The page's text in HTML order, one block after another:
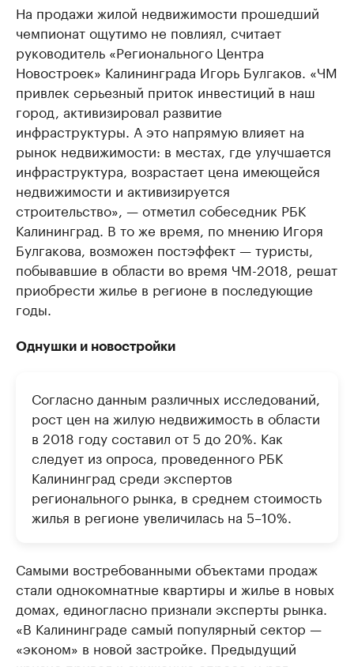
На продажи жилой недвижимости прошедший
чемпионат ощутимо не повлиял, считает
руководитель «Регионального Центра
Новостроек» Калининграда Игорь Булгаков. «ЧМ
привлек серьезный приток инвестиций в наш
город, активизировал развитие
инфраструктуры. А это напрямую влияет на
рынок недвижимости: в местах, где улучшается
инфраструктура, возрастает цена имеющейся
недвижимости и активизируется
строительство», — отметил собеседник РБК
Калининград. В то же время, по мнению Игоря
Булгакова, возможен постэффект — туристы,
побывавшие в области во время ЧМ-2018, решат
приобрести жилье в регионе в последующие
годы.
Однушки и новостройки
Согласно данным различных исследований,
рост цен на жилую недвижимость в области
в 2018 году составил от 5 до 20%. Как
следует из опроса, проведенного РБК
Калининград среди экспертов
регионального рынка, в среднем стоимость
жилья в регионе увеличилась на 5–10%.
Самыми востребованными объектами продаж
стали однокомнатные квартиры и жилье в новых
домах, единогласно признали эксперты рынка.
«В Калининграде самый популярный сектор —
«эконом» в новой застройке. Предыдущий